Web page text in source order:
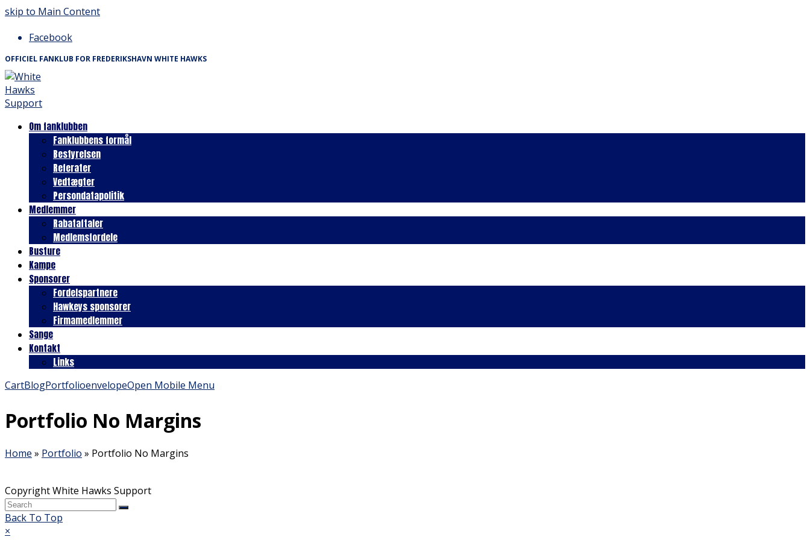
skip to Main Content
Facebook
OFFICIEL FANKLUB FOR FREDERIKSHAVN WHITE HAWKS
Om fanklubben
Fanklubbens formål
Bestyrelsen
Referater
Vedtægter
Persondatapolitik
Medlemmer
Rabataftaler
Medlemsfordele
Busture
Kampe
Sponsorer
Fordelspartnere
Hawkeys sponsorer
Firmamedlemmer
Sange
Kontakt
Links
CartBlogPortfolioenvelopeOpen Mobile Menu
Portfolio No Margins
Home » Portfolio » Portfolio No Margins
Copyright White Hawks Support
Back To Top
×